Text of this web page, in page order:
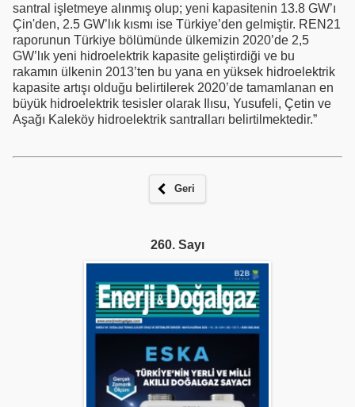
santral işletmeye alınmış olup; yeni kapasitenin 13.8 GW’ı
Çin'den, 2.5 GW’lık kısmı ise Türkiye’den gelmiştir. REN21
raporunun Türkiye bölümünde ülkemizin 2020’de 2,5
GW’lık yeni hidroelektrik kapasite geliştirdiği ve bu
rakamın ülkenin 2013’ten bu yana en yüksek hidroelektrik
kapasite artışı olduğu belirtilerek 2020’de tamamlanan en
büyük hidroelektrik tesisler olarak Ilısu, Yusufeli, Çetin ve
Aşağı Kaleköy hidroelektrik santralları belirtilmektedir.”
Geri
260. Sayı